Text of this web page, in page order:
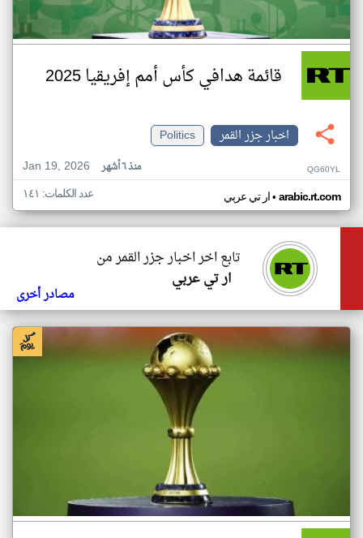
قائمة هدافي كأس أمم إفريقيا 2025
اخبار جزر القمر
Politics
Jan 19, 2026
منذ ٦ أشهر QG60YL
ار تي عربي• arabic.rt.com عدد الكلمات: ١٤١
تابع اخر اخبار جزر القمر من
ار تي عربي
مصادر أخرى